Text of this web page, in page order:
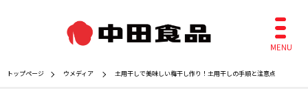
トップページ ウメディア 土用干しで美味しい梅干し作り！土用干しの手順と注意点